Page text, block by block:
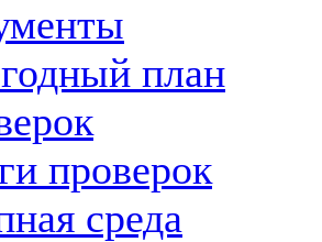
план
проверок
среда